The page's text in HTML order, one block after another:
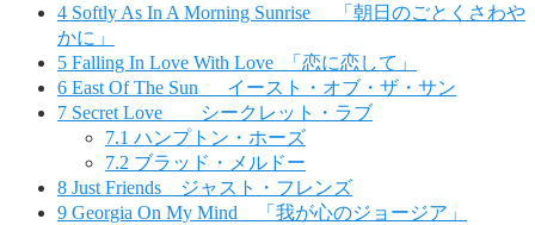
4 Softly As In A Morning Sunrise 「朝日のごとくさわや
かに」
5 Falling In Love With Love 「恋に恋して」
6 East Of The Sun イースト・オブ・ザ・サン
7 Secret Love シークレット・ラブ
7.1 ハンプトン・ホーズ
7.2 ブラッド・メルドー
8 Just Friends ジャスト・フレンズ
9 Georgia On My Mind 「我が心のジョージア」